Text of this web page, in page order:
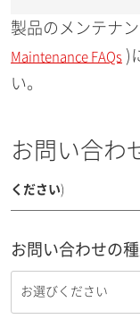
製品のメンテナ
Maintenance FAQs )
い。
お問い合わ
ください)
お問い合わせの